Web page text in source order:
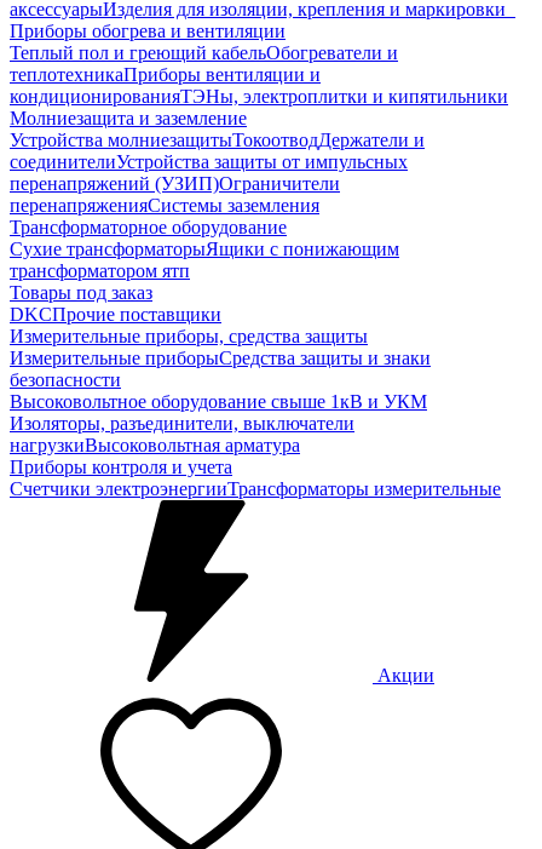
аксессуарыИзделия для изоляции, крепления и маркировки
Приборы обогрева и вентиляции
Теплый пол и греющий кабельОбогреватели и
теплотехникаПриборы вентиляции и
кондиционированияТЭНы, электроплитки и кипятильники
Молниезащита и заземление
Устройства молниезащитыТокоотводДержатели и
соединителиУстройства защиты от импульсных
перенапряжений (УЗИП)Ограничители
перенапряженияСистемы заземления
Трансформаторное оборудование
Сухие трансформаторыЯщики с понижающим
трансформатором ятп
Товары под заказ
DKCПрочие поставщики
Измерительные приборы, средства защиты
Измерительные приборыСредства защиты и знаки
безопасности
Высоковольтное оборудование свыше 1кВ и УКМ
Изоляторы, разъединители, выключатели
нагрузкиВысоковольтная арматура
Приборы контроля и учета
Счетчики электроэнергииТрансформаторы измерительные
Акции